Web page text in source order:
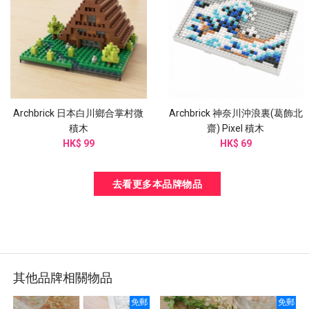
Archbrick 日本白川鄉合掌村微
積木
HK$ 99
Archbrick 神奈川沖浪裏(葛飾北
齋) Pixel 積木
HK$ 69
去看更多本品牌物品
其他品牌相關物品
免郵 免郵